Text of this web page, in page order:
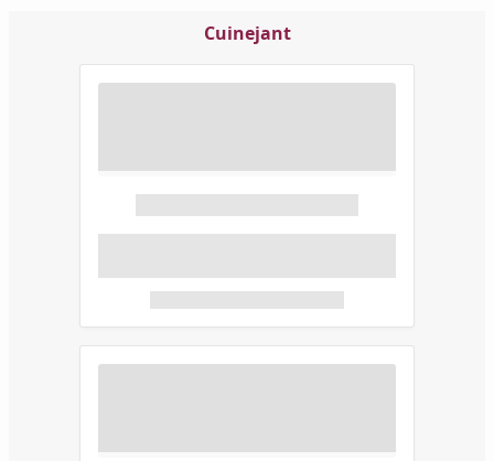
Cuinejant